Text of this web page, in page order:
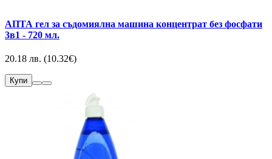
АПТА гел за съдомиялна машина концентрат без фосфати
3в1 - 720 мл.
20.18 лв. (10.32€)
Купи